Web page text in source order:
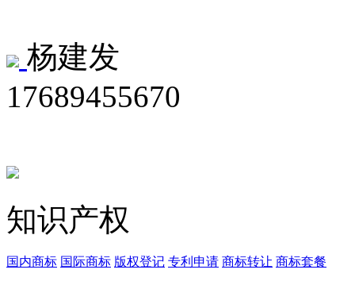
杨建发
17689455670
知识产权
国内商标 国际商标 版权登记 专利申请 商标转让 商标套餐